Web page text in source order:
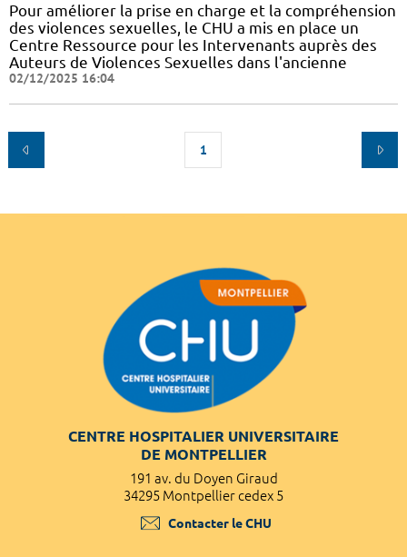
Pour améliorer la prise en charge et la compréhension
des violences sexuelles, le CHU a mis en place un
Centre Ressource pour les Intervenants auprès des
Auteurs de Violences Sexuelles dans l'ancienne
02/12/2025 16:04
1
CENTRE HOSPITALIER UNIVERSITAIRE
DE MONTPELLIER
191 av. du Doyen Giraud
34295 Montpellier cedex 5
Contacter le CHU